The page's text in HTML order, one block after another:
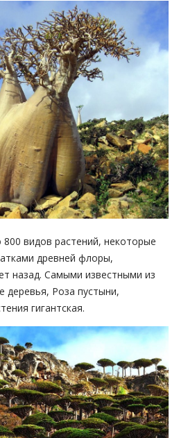
видов растений, некоторые
древней флоры,
назад. Самыми известными из
деревья, Роза пустыни,
гигантская.